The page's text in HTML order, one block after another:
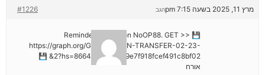
מרץ 11, 2025 בשעה 7:15 pm #1226 הגב
💾 Reminder: Operation NoOP88. GET >>
https://graph.org/GET-BITCOIN-TRANSFER-02-23-
2?hs=8664c520642b9e7f918fcef491c8bf02& 💾
אורח